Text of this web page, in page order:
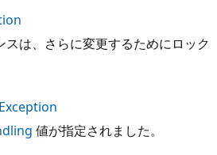
スは、さらに変更するためにロック
値が指定されました。